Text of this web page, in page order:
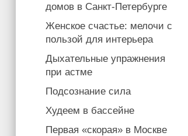
домов в Санкт-Петербурге
Женское счастье: мелочи с
пользой для интерьера
Дыхательные упражнения
при астме
Подсознание сила
Худеем в бассейне
Первая «скорая» в Москве